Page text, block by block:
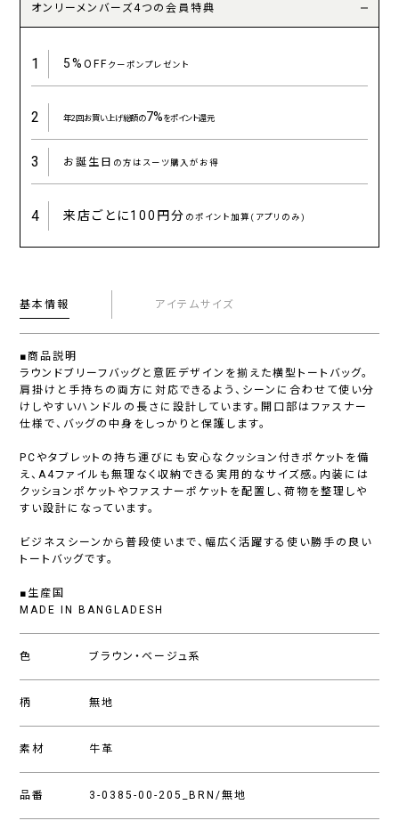
オンリーメンバーズ4つの会員特典
1 5%OFFクーポンプレゼント
2 年2回お買い上げ総額の7%をポイント還元
3 お誕生日 の方はスーツ購入がお得
4 来店ごとに100円分 のポイント加算(アプリのみ)
基本情報 アイテムサイズ
■商品説明
ラウンドブリーフバッグと意匠デザインを揃えた横型トートバッグ。
肩掛けと手持ちの両方に対応できるよう、シーンに合わせて使い分
けしやすいハンドルの長さに設計しています。開口部はファスナー
仕様で、バッグの中身をしっかりと保護します。
PCやタブレットの持ち運びにも安心なクッション付きポケットを備
え、A4ファイルも無理なく収納できる実用的なサイズ感。内装には
クッションポケットやファスナーポケットを配置し、荷物を整理しや
すい設計になっています。
ビジネスシーンから普段使いまで、幅広く活躍する使い勝手の良い
トートバッグです。
■生産国
MADE IN BANGLADESH
色 ブラウン・ベージュ系
柄 無地
素材 牛革
品番 3-0385-00-205_BRN/無地